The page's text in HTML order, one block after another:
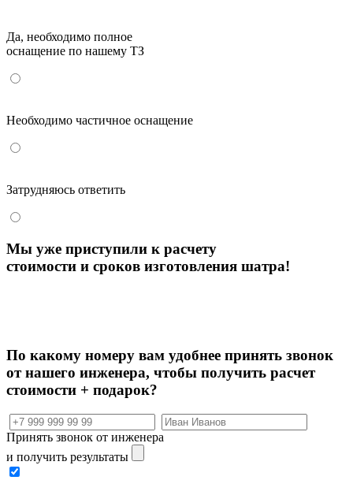
Да, необходимо полное
оснащение по нашему ТЗ
Необходимо частичное оснащение
Затрудняюсь ответить
Мы уже приступили к расчету
стоимости и сроков изготовления шатра!
По какому номеру вам удобнее принять звонок
от нашего инженера, чтобы получить расчет
стоимости + подарок?
Принять звонок от инженера
и получить результаты